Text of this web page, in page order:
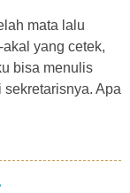
mata lalu
yang cetek,
bisa menulis
Apa